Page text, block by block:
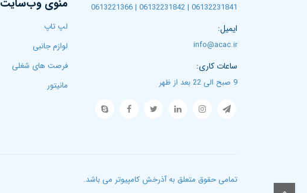
06132231841 | 06132231842 | 0613221366
ایمیل:
info@acac.ir
ساعات کاری:
9 صبح الی 22 بعد از ظهر
منوی وب‌سایت
لپ تاپ‌
لوازم جانبی
فرصت های شغلی
مانیتور
تمامی حقوق متعلق به آذرخش کامپیوتر می باشد.